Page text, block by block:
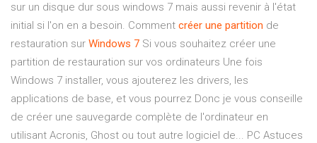
sur un disque dur sous windows 7 mais aussi revenir à l'état
initial si l'on en a besoin. Comment créer une partition de
restauration sur Windows 7 Si vous souhaitez créer une
partition de restauration sur vos ordinateurs Une fois
Windows 7 installer, vous ajouterez les drivers, les
applications de base, et vous pourrez Donc je vous conseille
de créer une sauvegarde complète de l'ordinateur en
utilisant Acronis, Ghost ou tout autre logiciel de... PC Astuces